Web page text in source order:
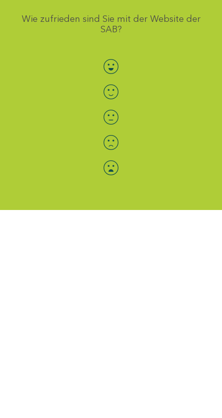
Wie zufrieden sind Sie mit der Website der
SAB?
Bewertung auswählen